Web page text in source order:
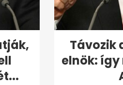
Távozik
elnök: